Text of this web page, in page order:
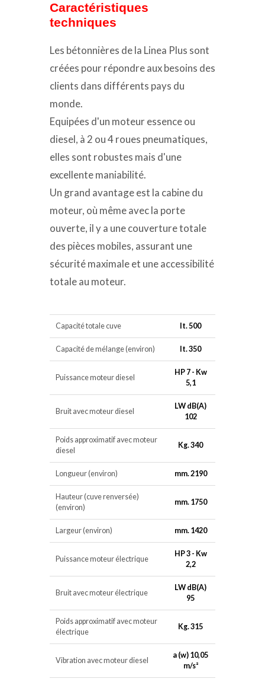
Caractéristiques
techniques
Les bétonnières de la Linea Plus sont
créées pour répondre aux besoins des
clients dans différents pays du
monde.
Equipées d'un moteur essence ou
diesel, à 2 ou 4 roues pneumatiques,
elles sont robustes mais d'une
excellente maniabilité.
Un grand avantage est la cabine du
moteur, où même avec la porte
ouverte, il y a une couverture totale
des pièces mobiles, assurant une
sécurité maximale et une accessibilité
totale au moteur.
Capacité totale cuve lt. 500
Capacité de mélange (environ) lt. 350
Puissance moteur diesel
HP 7 - Kw
5,1
Bruit avec moteur diesel
LW dB(A)
102
Poids approximatif avec moteur
diesel
Kg. 340
Longueur (environ) mm. 2190
Hauteur (cuve renversée)
(environ)
mm. 1750
Largeur (environ) mm. 1420
Puissance moteur électrique
HP 3 - Kw
2,2
Bruit avec moteur électrique
LW dB(A)
95
Poids approximatif avec moteur
électrique
Kg. 315
Vibration avec moteur diesel
a (w) 10,05
m/s²